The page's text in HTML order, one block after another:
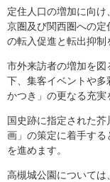
定住人口の増加に向
京圏及び関西圏への
の転入促進と転出抑制
市外来訪者の増加を
下、集客イベントや
かつき」の更なる充実
国史跡に指定された
画」の策定に着手す
を進めます。
高槻城公園について